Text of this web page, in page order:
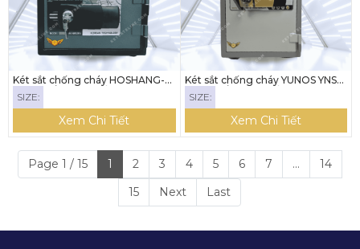
Két sắt chống cháy HOSHANG-
SIZE:
Xem Chi Tiết
Két sắt chống cháy YUNOS YNS-
SIZE:
Xem Chi Tiết
Page 1 / 15 1 2 3 4 5 6 7 ...
14
15
Next Last